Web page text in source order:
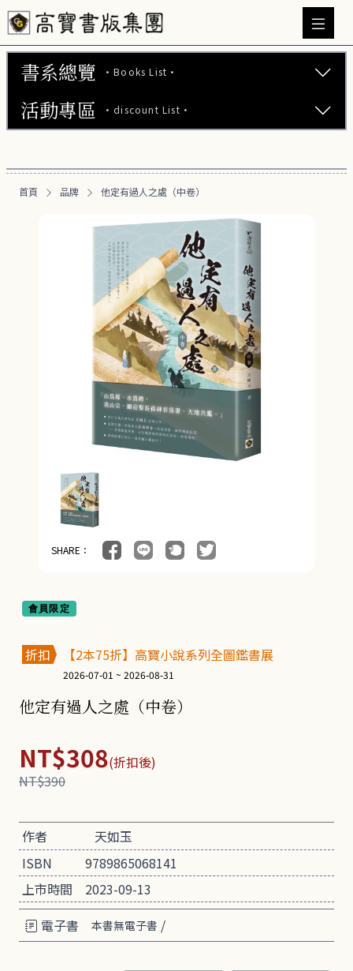
書系總覽 ·Books List·
文學小說 (737)
醫療保健 (55)
親子教養 (13)
人文史哲 (73)
活動專區 ·discount List·
【2本7折】高寶小說系列全圖鑑書展
【2套7折】高寶小說系列全圖鑑書展
【66折】高寶小說系列全圖鑑書展
首頁 品牌 他定有過人之處（中卷）
SHARE：
會員限定
折扣 【2本75折】高寶小說系列全圖鑑書展
2026-07-01 ~ 2026-08-31
他定有過人之處（中卷）
NT$308(折扣後)
NT$390
作者
天如玉
ISBN
9789865068141
上市時間
2023-09-13
電子書
本書無電子書 /